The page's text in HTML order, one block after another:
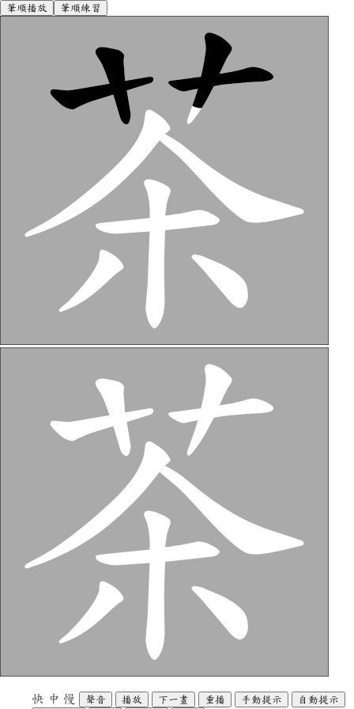
筆順播放 筆順練習
快 中 慢 聲音 播放 下一畫 重播 手動提示 自動提示